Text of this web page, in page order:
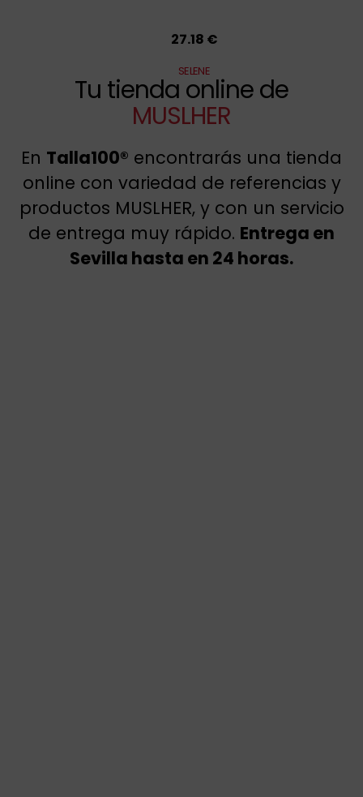
27.18 €
SELENE
Tu tienda online de
MUSLHER
En Talla100® encontrarás una tienda
online con variedad de referencias y
productos MUSLHER, y con un servicio
de entrega muy rápido. Entrega en
Sevilla hasta en 24 horas.